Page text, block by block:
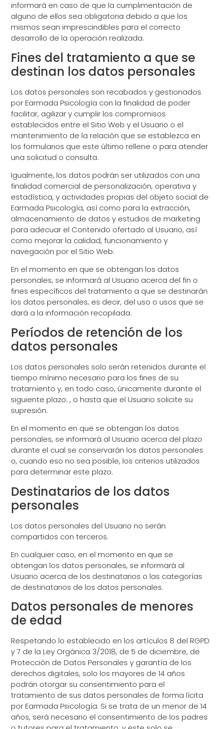
informará en caso de que la cumplimentación de
alguno de ellos sea obligatoria debido a que los
mismos sean imprescindibles para el correcto
desarrollo de la operación realizada.
Fines del tratamiento a que se
destinan los datos personales
Los datos personales son recabados y gestionados
por Earmada Psicología con la finalidad de poder
facilitar, agilizar y cumplir los compromisos
establecidos entre el Sitio Web y el Usuario o el
mantenimiento de la relación que se establezca en
los formularios que este último rellene o para atender
una solicitud o consulta.
Igualmente, los datos podrán ser utilizados con una
finalidad comercial de personalización, operativa y
estadística, y actividades propias del objeto social de
Earmada Psicología, así como para la extracción,
almacenamiento de datos y estudios de marketing
para adecuar el Contenido ofertado al Usuario, así
como mejorar la calidad, funcionamiento y
navegación por el Sitio Web.
En el momento en que se obtengan los datos
personales, se informará al Usuario acerca del fin o
fines específicos del tratamiento a que se destinarán
los datos personales; es decir, del uso o usos que se
dará a la información recopilada.
Períodos de retención de los
datos personales
Los datos personales solo serán retenidos durante el
tiempo mínimo necesario para los fines de su
tratamiento y, en todo caso, únicamente durante el
siguiente plazo: , o hasta que el Usuario solicite su
supresión.
En el momento en que se obtengan los datos
personales, se informará al Usuario acerca del plazo
durante el cual se conservarán los datos personales
o, cuando eso no sea posible, los criterios utilizados
para determinar este plazo.
Destinatarios de los datos
personales
Los datos personales del Usuario no serán
compartidos con terceros.
En cualquier caso, en el momento en que se
obtengan los datos personales, se informará al
Usuario acerca de los destinatarios o las categorías
de destinatarios de los datos personales.
Datos personales de menores
de edad
Respetando lo establecido en los artículos 8 del RGPD
y 7 de la Ley Orgánica 3/2018, de 5 de diciembre, de
Protección de Datos Personales y garantía de los
derechos digitales, solo los mayores de 14 años
podrán otorgar su consentimiento para el
tratamiento de sus datos personales de forma lícita
por Earmada Psicología. Si se trata de un menor de 14
años, será necesario el consentimiento de los padres